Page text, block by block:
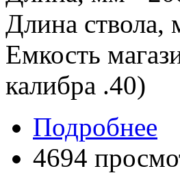
Длина ствола,
Емкость
калибра .40)
Подробнее
4694